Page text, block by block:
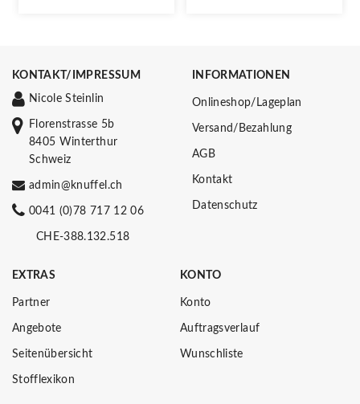
KONTAKT/IMPRESSUM
Nicole Steinlin
Florenstrasse 5b
8405 Winterthur
Schweiz
admin@knuffel.ch
0041 (0)78 717 12 06
CHE-388.132.518
INFORMATIONEN
Onlineshop/Lageplan
Versand/Bezahlung
AGB
Kontakt
Datenschutz
EXTRAS
Partner
Angebote
Seitenübersicht
Stofflexikon
KONTO
Konto
Auftragsverlauf
Wunschliste